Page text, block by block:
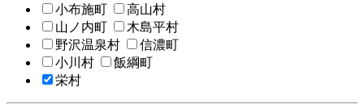
小布施町
高山村
山ノ内町
木島平村
野沢温泉村
信濃町
小川村
飯綱町
栄村